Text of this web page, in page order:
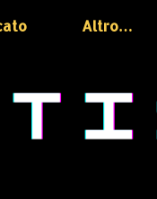
Altro…